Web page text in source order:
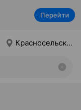
Перейти
Красносельский г.п.